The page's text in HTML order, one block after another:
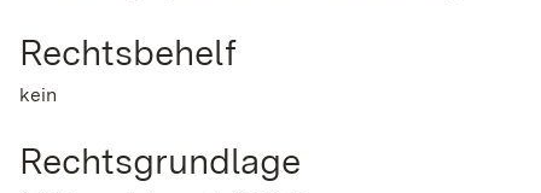
Rechtsbehelf
kein
Rechtsgrundlage